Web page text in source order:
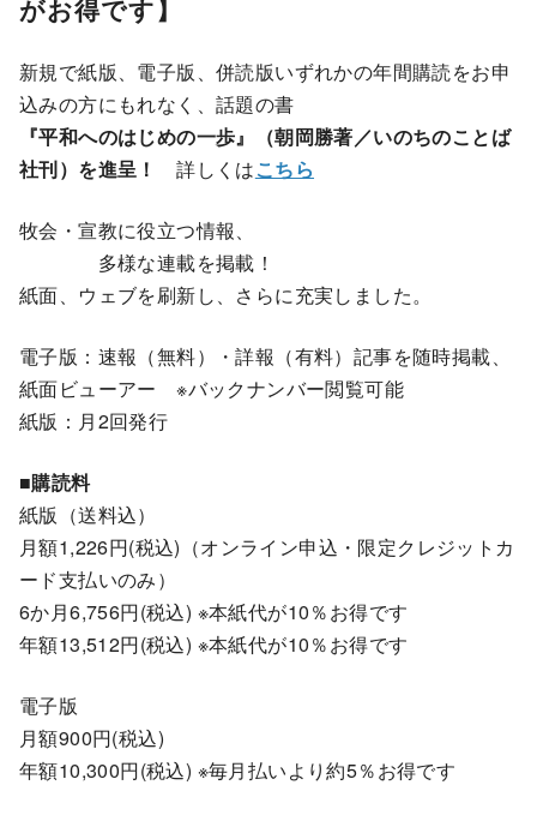
がお得です】
新規で紙版、電子版、併読版いずれかの年間購読をお申
込みの方にもれなく、話題の書
『平和へのはじめの一歩』（朝岡勝著／いのちのことば
社刊）を進呈！
詳しくはこちら
牧会・宣教に役立つ情報、
多様な連載を掲載！
紙面、ウェブを刷新し、さらに充実しました。
電子版：速報（無料）・詳報（有料）記事を随時掲載、
紙面ビューアー ※バックナンバー閲覧可能
紙版：月2回発行
■購読料
紙版（送料込）
月額1,226円(税込)（オンライン申込・限定クレジットカ
ード支払いのみ）
6か月6,756円(税込) ※本紙代が10％お得です
年額13,512円(税込) ※本紙代が10％お得です
電子版
月額900円(税込)
年額10,300円(税込) ※毎月払いより約5％お得です